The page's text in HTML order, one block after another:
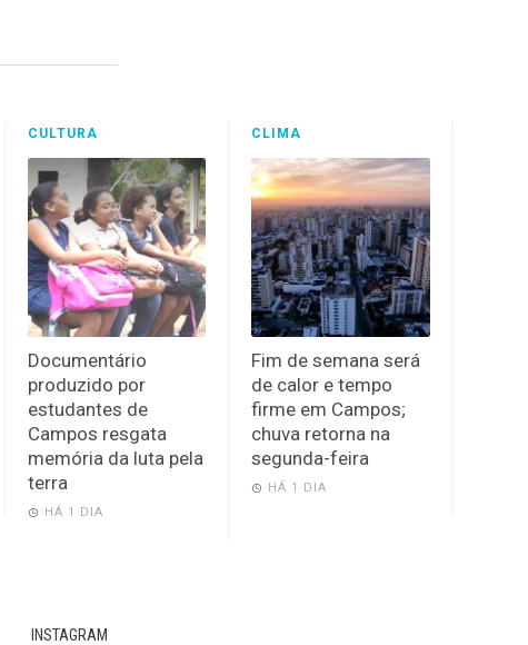
CULTURA
Documentário
produzido por
estudantes de
Campos resgata
memória da luta pela
terra
HÁ 1 DIA
CLIMA
Fim de semana será
de calor e tempo
firme em Campos;
chuva retorna na
segunda-feira
HÁ 1 DIA
INSTAGRAM